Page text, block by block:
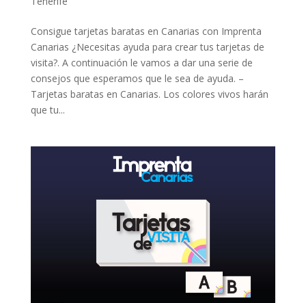
Consigue tarjetas baratas en Canarias con Imprenta
Canarias ¿Necesitas ayuda para crear tus tarjetas de
visita?. A continuación le vamos a dar una serie de
consejos que esperamos que le sea de ayuda. –
Tarjetas baratas en Canarias. Los colores vivos harán
que tu...